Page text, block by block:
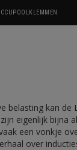
belasting kan
eigenlijk bijna
een vonkje
over